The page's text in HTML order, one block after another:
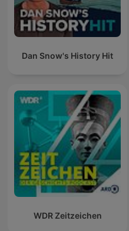
Dan Snow's History Hit
WDR Zeitzeichen